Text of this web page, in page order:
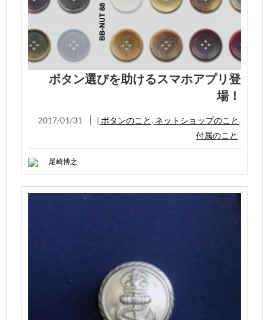
ボタン選びを助けるスマホアプリ登
場！
2017/01/31 ボタンのこと, ネットショップのこと,
付属のこと
尾崎博之